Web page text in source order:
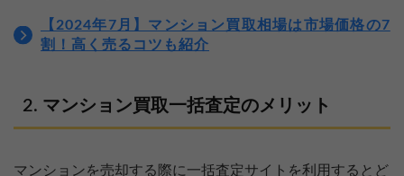
【2024年7月】マンション買取相場は市場価格の7
割！高く売るコツも紹介
マンション買取一括査定のメリット
マンションを売却する際に一括査定サイトを利用するとど